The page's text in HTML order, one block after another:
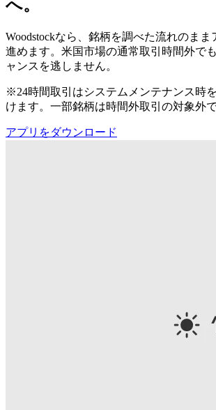
へ。
Woodstockなら、銘柄を調べた流れのま
進めます。米国市場の通常取引時間外で
ャンスを逃しません。
※24時間取引はシステムメンテナンス時
けます。一部銘柄は時間外取引の対象外で
アプリをダウンロード